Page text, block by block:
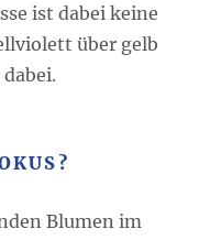
ist dabei keine
über gelb
Blumen im